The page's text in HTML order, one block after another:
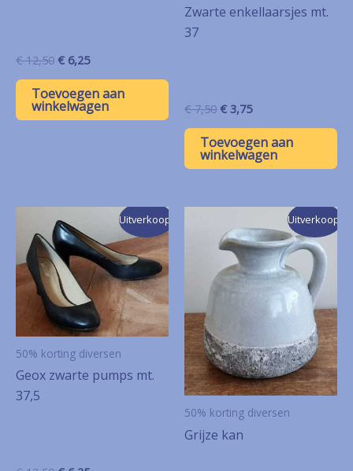
€12,50 Oorspronkelijke
was:
€ 12,50.
€ 6,25Huidige
is:
€ 6,25.
Toevoegen aan
winkelwagen
Zwarte enkellaarsjes mt.
37
€7,50 Oorspronkelijke
was:
€ 7,50.
€ 3,75Huidige
is:
€ 3,75.
Toevoegen aan
winkelwagen
Uitverkoop!
50% korting diversen
Geox zwarte pumps mt.
37,5
Uitverkoop!
50% korting diversen
Grijze kan